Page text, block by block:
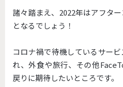
諸々踏まえ、2022年はアフタ
となるでしょう！
コロナ禍で待機しているサー
れ、外食や旅行、その他
戻りに期待したいところです。